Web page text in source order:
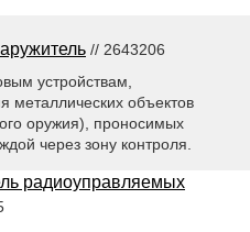
// 2643206
устройствам,
металлических объектов
оружия), проносимых
через зону контроля.
радиоуправляемых